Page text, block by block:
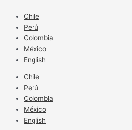
contenido
Chile
Perú
Colombia
México
English
Chile
Perú
Colombia
México
English